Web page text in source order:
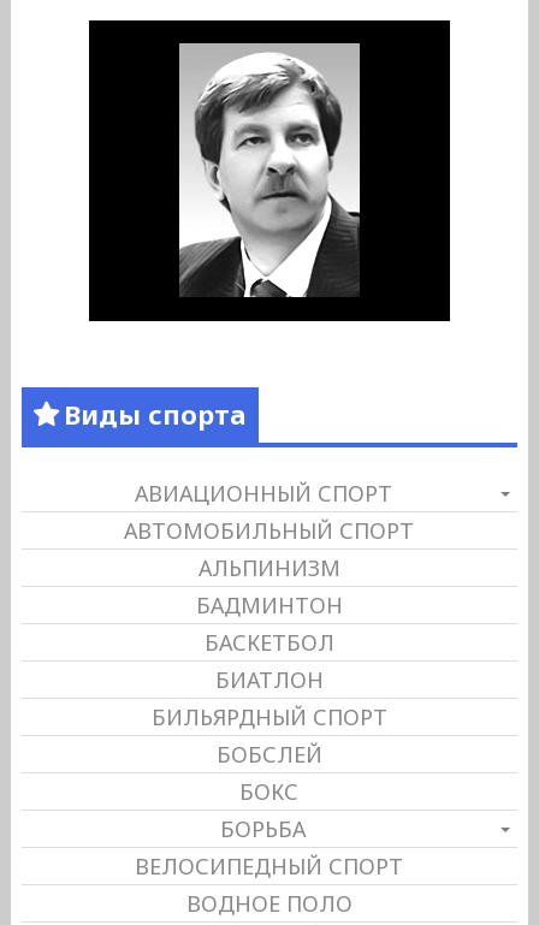
Виды спорта
АВИАЦИОННЫЙ СПОРТ
АВТОМОБИЛЬНЫЙ СПОРТ
АЛЬПИНИЗМ
БАДМИНТОН
БАСКЕТБОЛ
БИАТЛОН
БИЛЬЯРДНЫЙ СПОРТ
БОБСЛЕЙ
БОКС
БОРЬБА
ВЕЛОСИПЕДНЫЙ СПОРТ
ВОДНОЕ ПОЛО